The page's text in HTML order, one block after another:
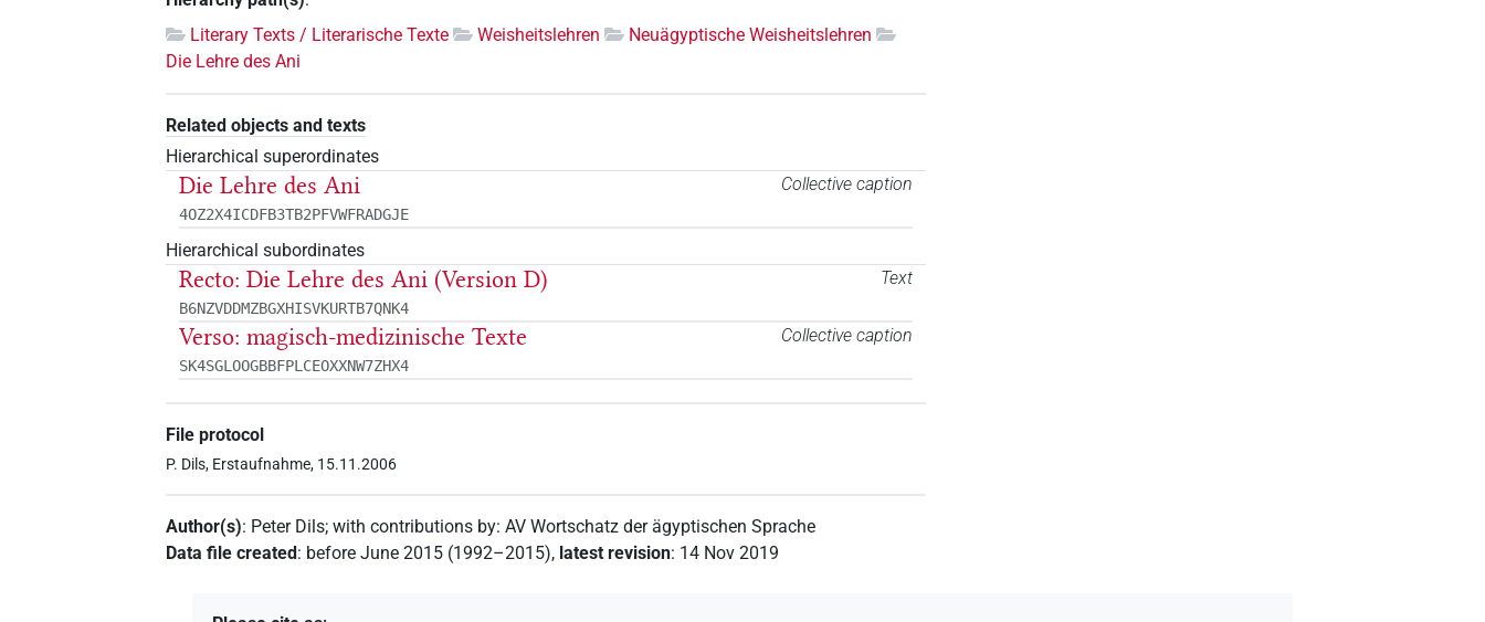
Literary Texts / Literarische Texte
Weisheitslehren
Neuägyptische Weisheitslehren
Die Lehre des Ani
Related objects and texts
Hierarchical superordinates
Collective caption
Die Lehre des Ani
4OZ2X4ICDFB3TB2PFVWFRADGJE
Hierarchical subordinates
Text
Recto: Die Lehre des Ani (Version D)
B6NZVDDMZBGXHISVKURTB7QNK4
Collective caption
Verso: magisch-medizinische Texte
SK4SGLOOGBBFPLCEOXXNW7ZHX4
File protocol
P. Dils, Erstaufnahme, 15.11.2006
Author(s): Peter Dils;with contributions by:AV Wortschatz der ägyptischen Sprache
Data file created: before June 2015 (1992–2015), latest revision: 14 Nov 2019